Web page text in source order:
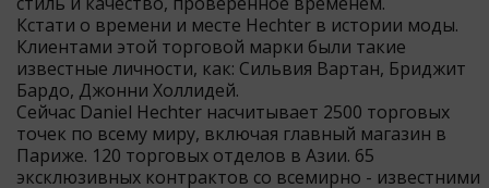
Кстати о времени и месте Hechter в истории моды.
Клиентами этой торговой марки были такие
известные личности, как: Сильвия Вартан, Бриджит
Бардо, Джонни Холлидей.
Сейчас Daniel Hechter насчитывает 2500 торговых
точек по всему миру, включая главный магазин в
Париже. 120 торговых отделов в Азии. 65
эксклюзивных контрактов со всемирно - известними